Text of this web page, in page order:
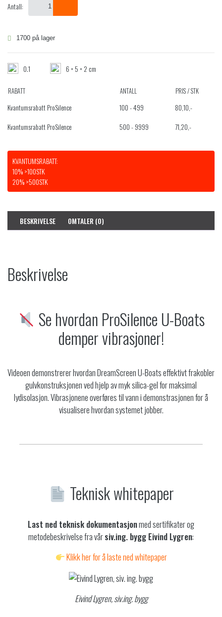
Antall:
1700 på lager
0.1 6 × 5 × 2 cm
RABATT ANTALL PRIS / STK
Kvantumsrabatt ProSilence 100 - 499 80,10,-
Kvantumsrabatt ProSilence
500 - 9999 71,20,-
KVANTUMSRABATT:
10% >100STK
20% >500STK
BESKRIVELSE OMTALER (0)
Beskrivelse
Se hvordan ProSilence U-Boats
demper vibrasjoner!
Videoen demonstrerer hvordan DreamScreen U-Boats effektivt frakobler
gulvkonstruksjonen ved hjelp av myk silica-gel for maksimal
lydisolasjon. Vibrasjonene overføres til vann i demonstrasjonen for å
visualisere hvordan systemet jobber.
Teknisk whitepaper
Last ned teknisk dokumentasjonmed sertifikater og
metodebeskrivelse fra vårsiv.ing. bygg Eivind Lygren:
Klikk her for å laste ned whitepaper
Eivind Lygren, siv.ing. bygg